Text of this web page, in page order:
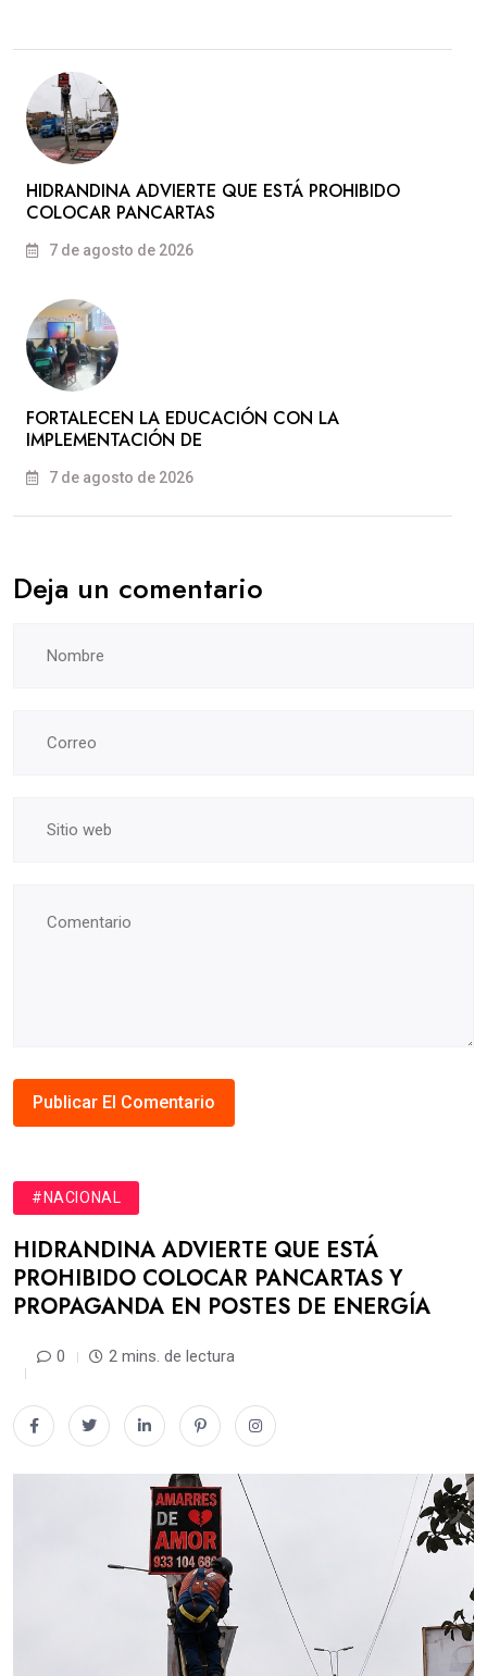
HIDRANDINA ADVIERTE QUE ESTÁ PROHIBIDO
COLOCAR PANCARTAS
7 de agosto de 2026
FORTALECEN LA EDUCACIÓN CON LA
IMPLEMENTACIÓN DE
7 de agosto de 2026
Deja un comentario
#NACIONAL
HIDRANDINA ADVIERTE QUE ESTÁ
PROHIBIDO COLOCAR PANCARTAS Y
PROPAGANDA EN POSTES DE ENERGÍA
0 2 mins. de lectura